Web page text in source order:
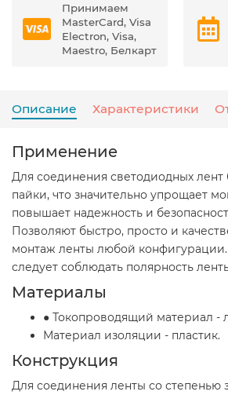
Принимаем
MasterCard, Visa
Electron, Visa,
Maestro, Белкарт
Описание Характеристики
Применение
Для соединения светодиодных
пайки, что значительно упрощает
повышает надежность и
Позволяют быстро, просто и
монтаж ленты любой
следует соблюдать полярность
Материалы
● Токопроводящий материал -
Материал изоляции - пластик.
Конструкция
Для соединения ленты со степенью